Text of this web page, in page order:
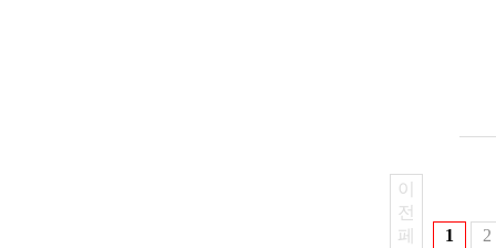
이
전
페
1 2